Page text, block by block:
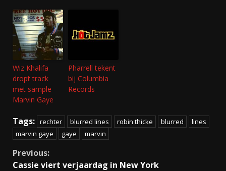
Wiz Khalifa
dropt track
met sample
Marvin Gaye
Pharrell tekent
bij Columbia
Records
Tags: rechter blurred lines robin thicke blurred
lines
marvin gaye
gaye marvin
Continue
Previous:
Cassie viert verjaardag in New York